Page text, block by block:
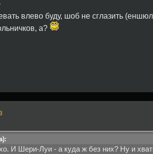
влево буду, шоб не сглазить
а?
И Шери-Луи - а куда ж без них? Ну и